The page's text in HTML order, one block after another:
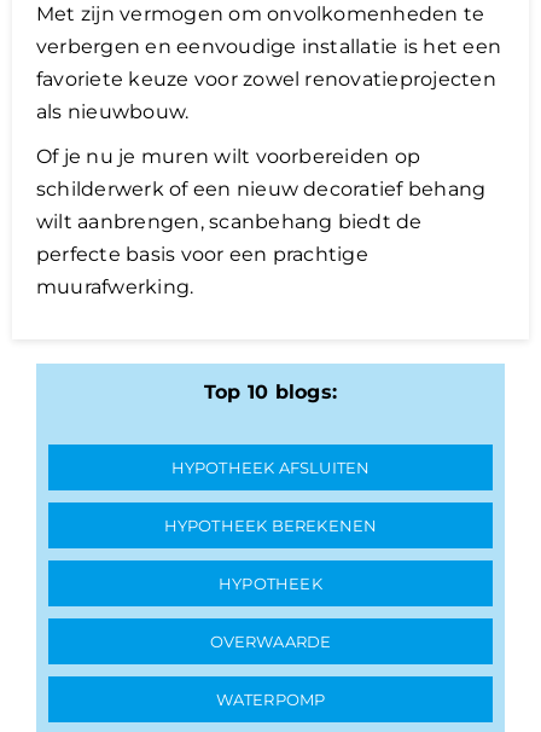
Met zijn vermogen om onvolkomenheden te
verbergen en eenvoudige installatie is het een
favoriete keuze voor zowel renovatieprojecten
als nieuwbouw.
Of je nu je muren wilt voorbereiden op
schilderwerk of een nieuw decoratief behang
wilt aanbrengen, scanbehang biedt de
perfecte basis voor een prachtige
muurafwerking.
Top 10 blogs:
HYPOTHEEK AFSLUITEN
HYPOTHEEK BEREKENEN
HYPOTHEEK
OVERWAARDE
WATERPOMP